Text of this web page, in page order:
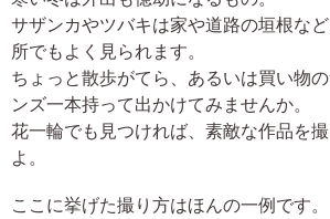
サザンカやツバキは家や道路の垣根な
所でもよく見られます。
ちょっと散歩がてら、あるいは買い物
ンズ一本持って出かけてみませんか。
花一輪でも見つければ、素敵な作品を
よ。
ここに挙げた撮り方はほんの一例です。